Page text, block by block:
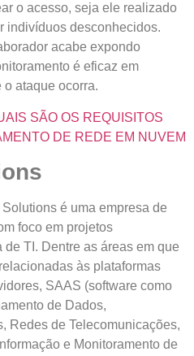
o acesso, seja ele realizado
indivíduos desconhecidos.
acabe expondo
é eficaz em
o ataque ocorra.
SÃO OS REQUISITOS
DE REDE EM NUVEM
é uma empresa de
foco em projetos
TI. Dentre as áreas em que
às plataformas
SAAS (software como
de Dados,
Redes de Telecomunicações,
e Monitoramento de